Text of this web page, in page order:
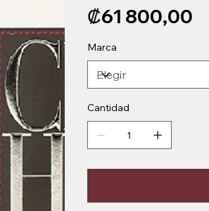
₡61 800,00
Marca
Cantidad